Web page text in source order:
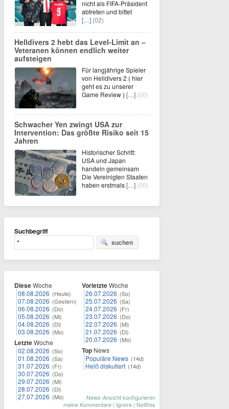
nicht als FIFA-Präsident
abtreten und bittet
[…] (02)
Helldivers 2 hebt das Level-Limit an –
Veteranen können endlich weiter
aufsteigen
Für langjährige Spieler
von Helldivers 2 ( hier
geht es zu unserer
Game Review ) […] (00)
Schwacher Yen zwingt USA zur
Intervention: Das größte Risiko seit 15
Jahren
Historischer Schritt:
USA und Japan
handeln gemeinsam
Die Vereinigten Staaten
haben erstmals[…] (00)
Suchbegriff
suchen
DieseWoche
08.08.2026 (Heute)
07.08.2026 (Gestern)
06.08.2026 (Do)
05.08.2026 (Mi)
04.08.2026 (Di)
03.08.2026 (Mo)
LetzteWoche
02.08.2026 (So)
01.08.2026 (Sa)
31.07.2026 (Fr)
30.07.2026 (Do)
29.07.2026 (Mi)
28.07.2026 (Di)
27.07.2026 (Mo)
VorletzteWoche
26.07.2026 (So)
25.07.2026 (Sa)
24.07.2026 (Fr)
23.07.2026 (Do)
22.07.2026 (Mi)
21.07.2026 (Di)
20.07.2026 (Mo)
Top News
Populäre News (14d)
Heiß diskutiert (14d)
News-Ansicht konfigurieren
meine Kommentare | Ignore | Notifies